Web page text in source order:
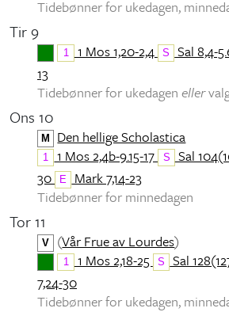
Tidebønner for ukedagen,
Tir 9
1 1 Mos 1,20-2,4 S Sal 8,4-
13
Tidebønner for ukedagen eller
Ons 10
M Den hellige Scholastica
1 1 Mos 2,4b-9.15-17 S Sal
30
E
Mark 7,14-23
Tidebønner for minnedagen
Tor 11
V (Vår Frue av Lourdes)
1 1 Mos 2,18-25 S Sal
7,24-30
Tidebønner for ukedagen,